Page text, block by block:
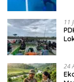
11
24